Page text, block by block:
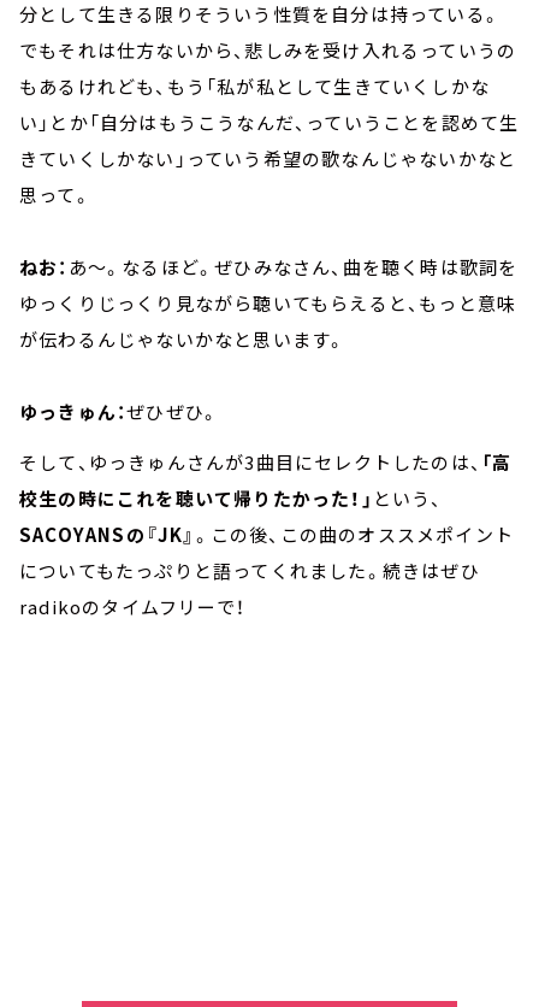
分として生きる限りそういう性質を自分は持っている。
でもそれは仕方ないから、悲しみを受け入れるっていうの
もあるけれども、もう「私が私として生きていくしかな
い」とか「自分はもうこうなんだ、っていうことを認めて生
きていくしかない」っていう希望の歌なんじゃないかなと
思って。
ねお： あ～。なるほど。ぜひみなさん、曲を聴く時は歌詞を
ゆっくりじっくり見ながら聴いてもらえると、もっと意味
が伝わるんじゃないかなと思います。
ゆっきゅん：ぜひぜひ。
そして、ゆっきゅんさんが3曲目にセレクトしたのは、 「高
校生の時にこれを聴いて帰りたかった！」 という、
SACOYANSの『JK』 。この後、この曲のオススメポイント
についてもたっぷりと語ってくれました。続きはぜひ
radikoのタイムフリーで！